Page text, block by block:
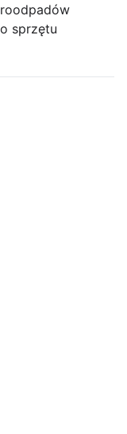
sprzętu